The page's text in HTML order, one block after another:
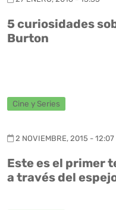
5 curiosidades
Burton
Cine y Series
2 NOVIEMBRE, 2015 - 12:07
Este es el primer
a través del